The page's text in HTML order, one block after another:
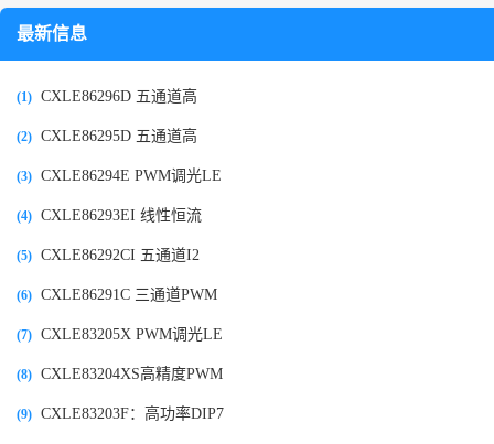
最新信息
(1) CXLE86296D 五通道高
(2) CXLE86295D 五通道高
(3) CXLE86294E PWM调光LE
(4) CXLE86293EI 线性恒流
(5) CXLE86292CI 五通道I2
(6) CXLE86291C 三通道PWM
(7) CXLE83205X PWM调光LE
(8) CXLE83204XS高精度PWM
(9) CXLE83203F：高功率DIP7